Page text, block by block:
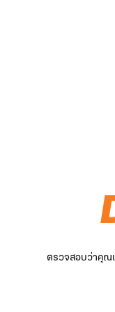
ตรวจสอบว่าคุณ